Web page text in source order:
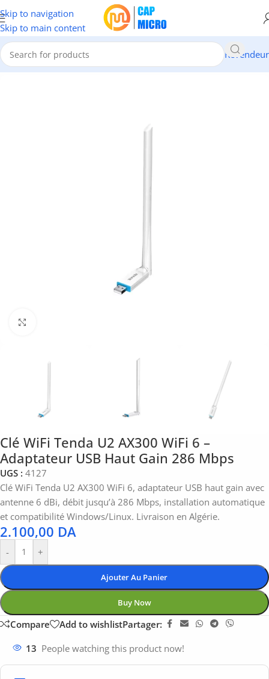
Skip to navigation
Skip to main content
Revendeur
Accueil/RESEAUX/Clés Wifi & Bluetooth
Clé WiFi Tenda U2 AX300 WiFi 6 –
Adaptateur USB Haut Gain 286 Mbps
UGS : 4127
Clé WiFi Tenda U2 AX300 WiFi 6, adaptateur USB haut gain avec
antenne 6 dBi, débit jusqu’à 286 Mbps, installation automatique
et compatibilité Windows/Linux. Livraison en Algérie.
2.100,00 DA
- +
Ajouter Au Panier
Buy Now
Compare Add to wishlistPartager:
13 People watching this product now!